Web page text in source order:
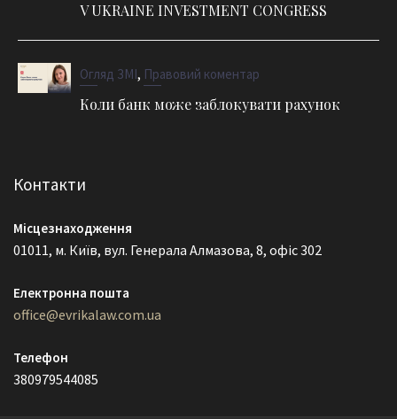
V UKRAINE INVESTMENT CONGRESS
Огляд ЗМІ, Правовий коментар
Коли банк може заблокувати рахунок
Контакти
Місцезнаходження
01011, м. Київ, вул. Генерала Алмазова, 8, офіс 302
Електронна пошта
office@evrikalaw.com.ua
Телефон
380979544085